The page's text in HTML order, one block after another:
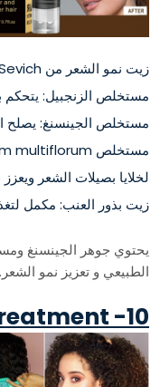
زيت نمو الشعر من Sevich
مستخلص الزنجبيل: يتحكم
مستخلص الجينسنغ: يصلح
لخلايا بصيلات الشعر
زيت بذور العنب: مكمل
يحتوي جوهر الجينسنغ
الطبيعي و تعزيز نمو الشعر.
10- Serum Natural Treatment :